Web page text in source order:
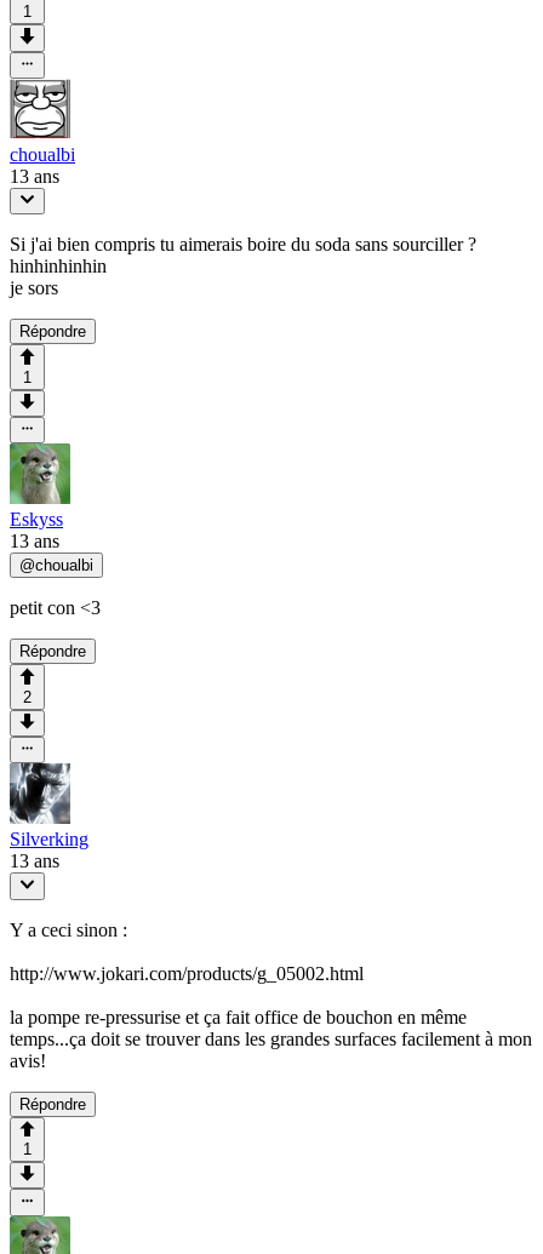
1
choualbi
13 ans
Si j'ai bien compris tu aimerais boire du soda sans sourciller ?
hinhinhinhin
je sors
Répondre
1
Eskyss
13 ans
@choualbi
petit con <3
Répondre
2
Silverking
13 ans
Y a ceci sinon :
http://www.jokari.com/products/g_05002.html
la pompe re-pressurise et ça fait office de bouchon en même
temps...ça doit se trouver dans les grandes surfaces facilement à mon
avis!
Répondre
1